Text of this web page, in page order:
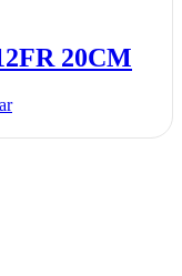
20CM